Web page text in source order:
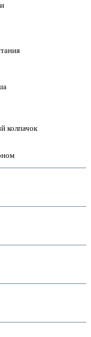
колпачок
магазине доступны